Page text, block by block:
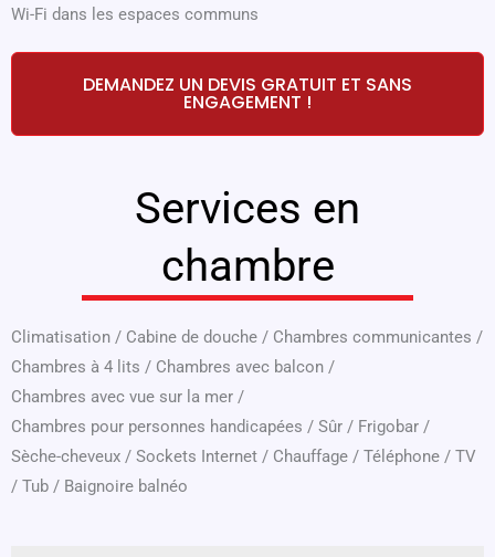
Wi-Fi dans les espaces communs
DEMANDEZ UN DEVIS GRATUIT ET SANS
ENGAGEMENT !
Services en
chambre
Climatisation / Cabine de douche / Chambres communicantes /
Chambres à 4 lits / Chambres avec balcon /
Chambres avec vue sur la mer /
Chambres pour personnes handicapées / Sûr / Frigobar /
Sèche-cheveux / Sockets Internet / Chauffage / Téléphone / TV
/ Tub / Baignoire balnéo